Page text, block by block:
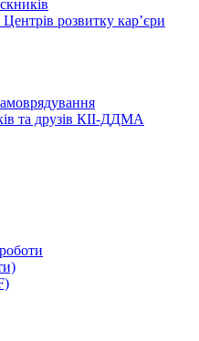
розвитку кар’єри
та друзів КІІ-ДДМА